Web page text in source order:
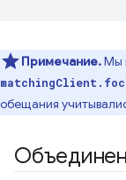
Примечание.Мы
обещания